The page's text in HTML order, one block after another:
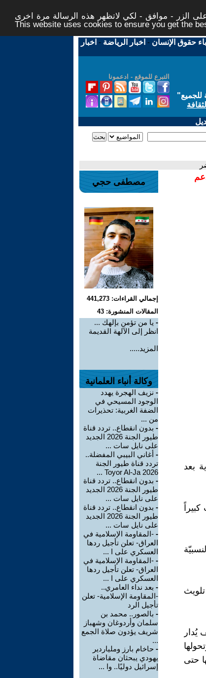
الزر - موافق - لكي لاتظهر هذه الرسالة مرة اخرى -
This website uses cookies to ensure you get the
حقوق الإنسان - اخبار الرياضة - اخبار
التبرع للموقع - ادعمونا
"
بعد
يُدار
حتى
مصطفى حجي
إجمالي القراءات: 441,273
المقالات المنشورة: 43
- يا من تؤمن بإلهك ...
انظر إلى الآلهة القديمة
المزيد.....
وكالة أنباء العلمانية
- نزيف الهجرة يهدد
الوجود المسيحي في
الضفة الغربية: تحذيرات
من ...
- بدون انقطاع.. تردد قناة
طيور الجنة 2026 الجديد
على نايل سات ...
- أغاني البيبي المفضلة..
تردد قناة طيور الجنة
2026 Toyor Al-Ja ...
- بدون انقطاع.. تردد قناة
طيور الجنة 2026 الجديد
على نايل سات ...
- بدون انقطاع.. تردد قناة
طيور الجنة 2026 الجديد
على نايل سات ...
- -المقاومة الإسلامية في
العراق- تعلن تأجيل ردها
العسكري على ا ...
- -المقاومة الإسلامية في
العراق- تعلن تأجيل ردها
العسكري على ا ...
- بعد نداء العامري..
-المقاومة الإسلامية- تعلن
تأجيل الرد
- بالصور.. محمد بن
سلمان وأردوغان وشهباز
شريف يؤدون صلاة الجمع
...
- حاخام بارز وملياردير
يهودي يبحثان مقاضاة
إسرائيل دوليًا.. وا ...